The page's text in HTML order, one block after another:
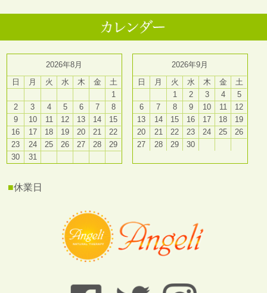
2026年8月
日
月 火 水 木 金
土
1
2
3 4 5 6 7
8
9
10 11 12 13 14
15
16
17 18 19 20 21
22
23
24 25 26 27 28
29
30
31
2026年9月
日
月 火 水 木 金
土
1
2 3 4
5
6
7 8 9 10 11
12
13
14 15 16 17 18
19
20
21 22 23 24 25
26
27
28 29 30
■休業日